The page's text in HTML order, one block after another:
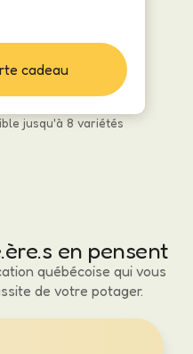
cadeau
jusqu'à 8 variétés
en pensent
québécoise qui vous
de votre potager.